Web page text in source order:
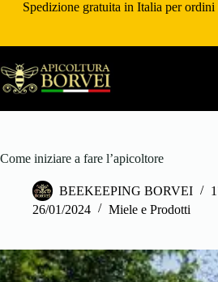
SaltaSpedizione gratuita in Italia per
Come iniziare a fare l’apicoltore
BEEKEEPING BORVEI
26/01/2024
Miele e Prodotti